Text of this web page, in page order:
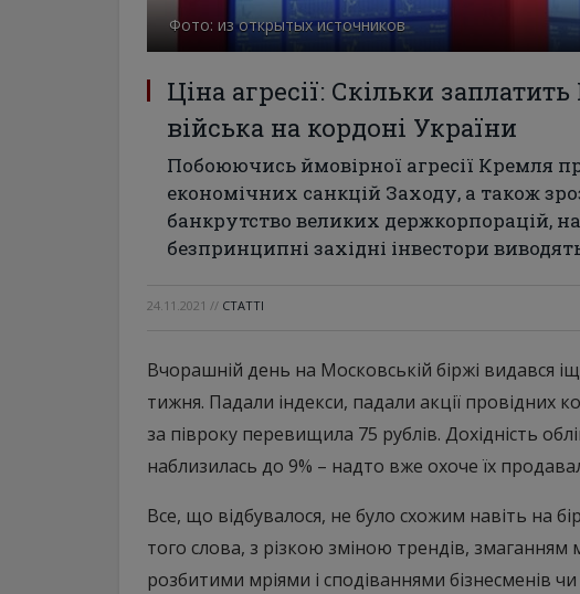
Фото: из открытых источников
Ціна агресії: Скільки заплатить
війська на кордоні України
Побоюючись ймовірної агресії Кремля
економічних санкцій Заходу, а також
банкрутство великих держкорпорацій,
безпринципні західні інвестори
24.11.2021 // СТАТТІ
Вчорашній день на Московській біржі видався
тижня. Падали індекси, падали акції провідних
за півроку перевищила 75 рублів. Дохідність
наблизилась до 9% – надто вже охоче їх
Все, що відбувалося, не було схожим навіть на
того слова, з різкою зміною трендів,
розбитими мріями і сподіваннями бізнесменів чи